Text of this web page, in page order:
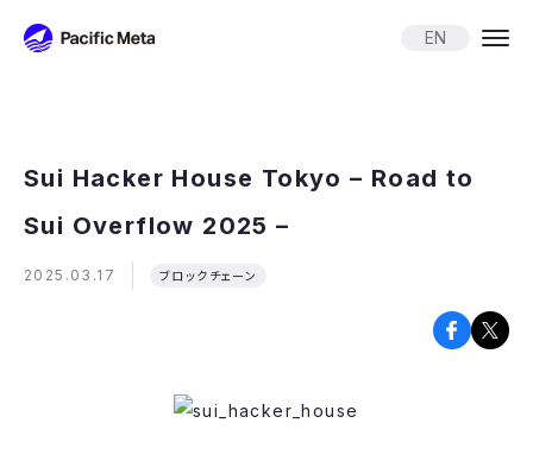
EN
Sui Hacker House Tokyo – Road to
Sui Overflow 2025 –
2025.03.17 ブロックチェーン